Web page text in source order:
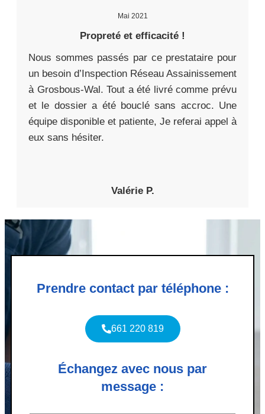
Mai 2021
Propreté et efficacité !
Nous sommes passés par ce prestataire pour
un besoin d’Inspection Réseau Assainissement
à Grosbous-Wal. Tout a été livré comme prévu
et le dossier a été bouclé sans accroc. Une
équipe disponible et patiente, Je referai appel à
eux sans hésiter.
Valérie P.
Prendre contact par téléphone :
661 220 819
Échangez avec nous par
message :